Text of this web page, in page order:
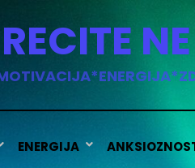
RECITE
ENERGIJA